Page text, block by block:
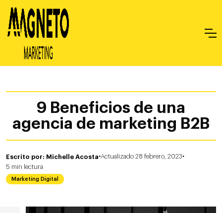
9 Beneficios de una
agencia de marketing B2B
Escrito por: Michelle Acosta·Actualizado 28 febrero, 2023·
5 min lectura
Marketing Digital